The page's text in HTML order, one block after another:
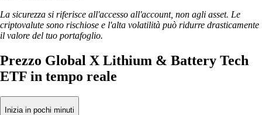
La sicurezza si riferisce all'accesso all'account, non agli asset. Le
criptovalute sono rischiose e l'alta volatilità può ridurre drasticamente
il valore del tuo portafoglio.
Prezzo Global X Lithium & Battery Tech
ETF in tempo reale
Inizia in pochi minuti